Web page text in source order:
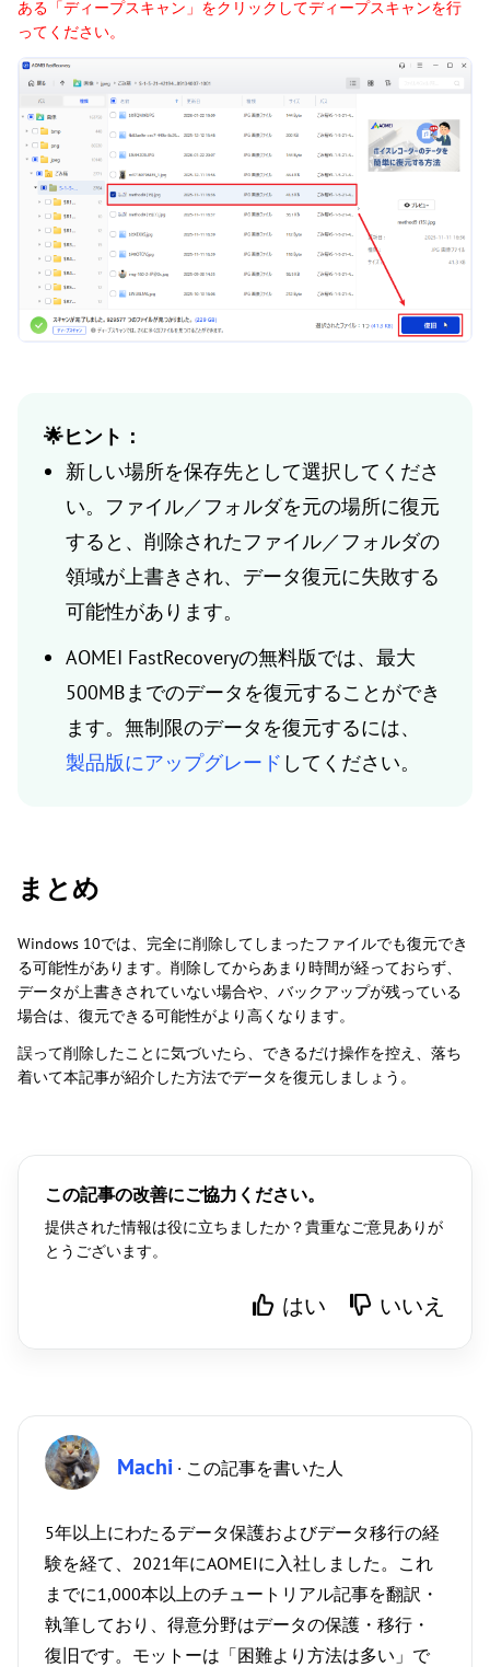
ある「ディープスキャン」をクリックしてディープスキャンを行
ってください。
🌟ヒント：
新しい場所を保存先として選択してくださ
い。ファイル／フォルダを元の場所に復元
すると、削除されたファイル／フォルダの
領域が上書きされ、データ復元に失敗する
可能性があります。
AOMEI FastRecoveryの無料版では、最大
500MBまでのデータを復元することができ
ます。無制限のデータを復元するには、
製品版にアップグレード してください。
まとめ
Windows 10では、完全に削除してしまったファイルでも復元でき
る可能性があります。削除してからあまり時間が経っておらず、
データが上書きされていない場合や、バックアップが残っている
場合は、復元できる可能性がより高くなります。
誤って削除したことに気づいたら、できるだけ操作を控え、落ち
着いて本記事が紹介した方法でデータを復元しましょう。
この記事の改善にご協力ください。
提供された情報は役に立ちましたか？貴重なご意見ありが
とうございます。
はい いいえ
Machi · この記事を書いた人
5年以上にわたるデータ保護およびデータ移行の経
験を経て、2021年にAOMEIに入社しました。これ
までに1,000本以上のチュートリアル記事を翻訳・
執筆しており、得意分野はデータの保護・移行・
復旧です。モットーは「困難より方法は多い」で